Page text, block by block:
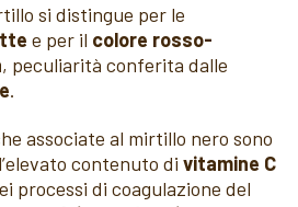
si distingue per le
e per il colore rosso-
, peculiarità conferita dalle
.
associate al mirtillo nero sono
contenuto di vitamine C
processi di coagulazione del